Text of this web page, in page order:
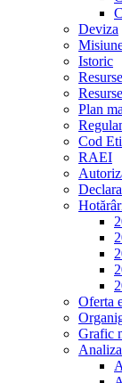
Deviza
Istoric
Plan
Cod
RAEI
Oferta
Grafic